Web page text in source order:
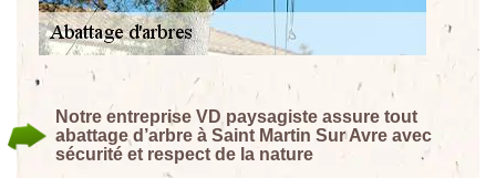
Notre entreprise VD paysagiste assure tout
abattage d’arbre à Saint Martin Sur Avre avec
sécurité et respect de la nature